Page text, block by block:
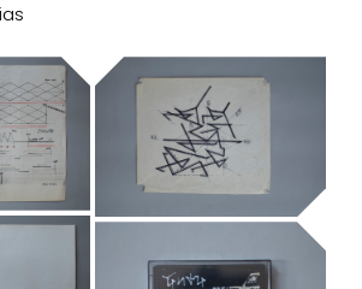
Tendre
disseny de la